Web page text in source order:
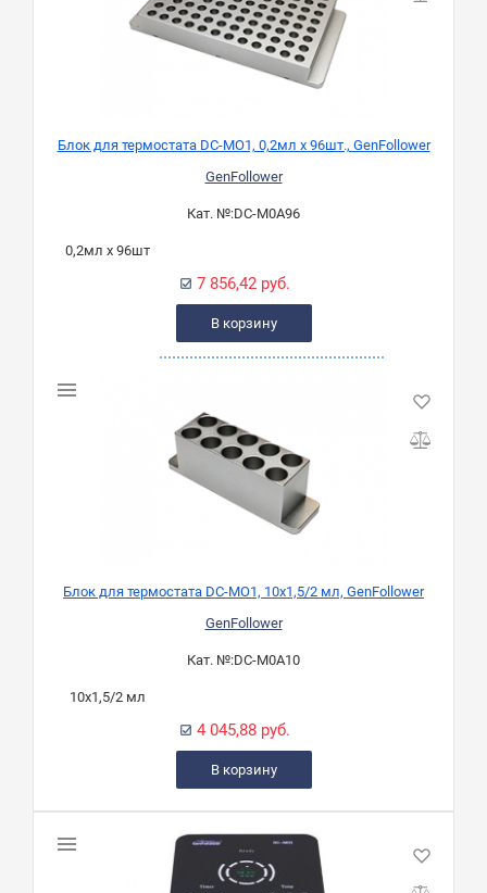
Блок для термостата DC-MO1, 0,2мл х 96шт., GenFollower
GenFollower
Кат. №:DC-M0A96
0,2мл х 96шт
7 856,42 руб.
В корзину
Блок для термостата DC-MO1, 10х1,5/2 мл, GenFollower
GenFollower
Кат. №:DC-M0A10
10х1,5/2 мл
4 045,88 руб.
В корзину